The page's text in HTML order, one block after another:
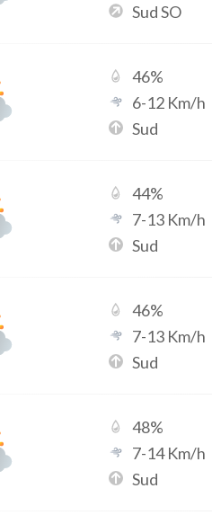
Sud SO
46%
6-12 Km/h
Sud
44%
7-13 Km/h
Sud
46%
7-13 Km/h
Sud
48%
7-14Km/h
Sud